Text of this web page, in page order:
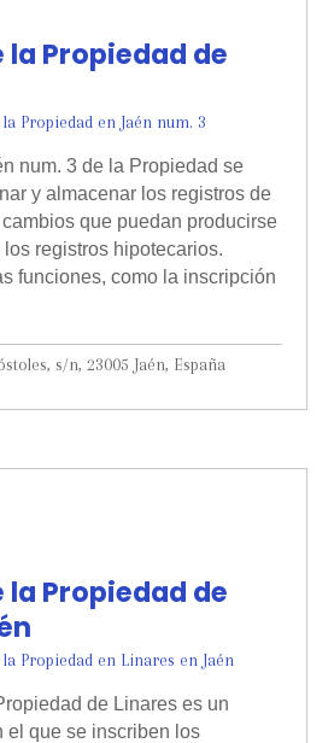
la Propiedad de
Propiedad en Jaén num. 3
num. 3 de la Propiedad se
y almacenar los registros de
que puedan producirse
registros hipotecarios.
funciones, como la inscripción
s/n, 23005 Jaén, España
la Propiedad de
Propiedad en Linares en Jaén
de Linares es un
el que se inscriben los